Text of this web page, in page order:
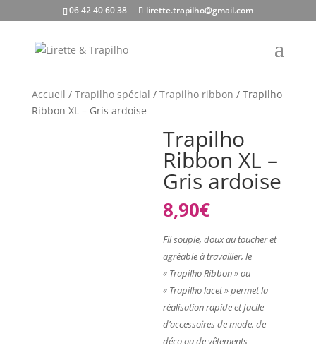
06 42 40 60 38 lirette.trapilho@gmail.com
Accueil / Trapilho spécial / Trapilho ribbon / Trapilho
Ribbon XL – Gris ardoise
Trapilho
Ribbon XL –
Gris ardoise
8,90€
Fil souple, doux au toucher et
agréable à travailler, le
« Trapilho Ribbon » ou
« Trapilho lacet » permet la
réalisation rapide et facile
d’accessoires de mode, de
déco ou devêtements